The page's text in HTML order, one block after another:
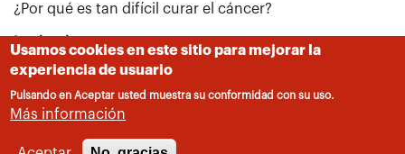
¿Por qué es tan difícil curar el cáncer?
Institucion
Centro Nacional de Investigaciones Oncológicas
(CNIO)
Usamos cookies en este sitio para mejorar la
experiencia de usuario
Pulsando en Aceptar usted muestra su conformidad con su uso.
Más información